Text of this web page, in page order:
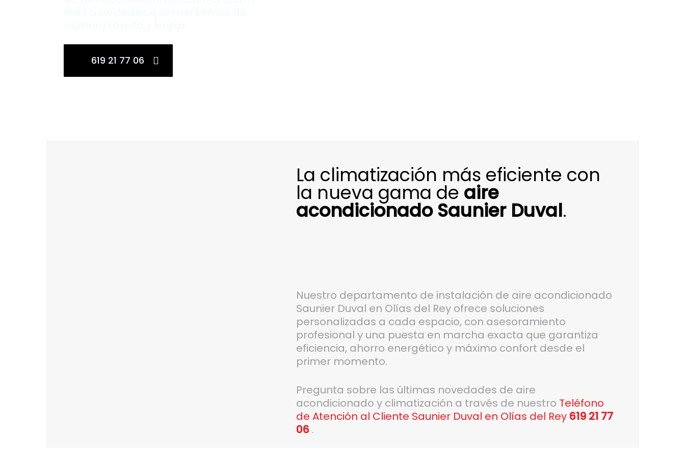
619 21 77 06
La climatización más eficiente con
la nueva gama de aire
acondicionado Saunier Duval.
Nuestro departamento de instalación de aire acondicionado
Saunier Duval en Olías del Rey ofrece soluciones
personalizadas a cada espacio, con asesoramiento
profesional y una puesta en marcha exacta que garantiza
eficiencia, ahorro energético y máximo confort desde el
primer momento.
Pregunta sobre las últimas novedades de aire
acondicionado y climatización a través de nuestro Teléfono
de Atención al Cliente Saunier Duval en Olías del Rey619 21 77
06 .